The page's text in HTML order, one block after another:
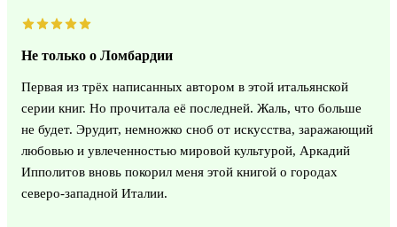
Не только о Ломбардии
Первая из трёх написанных автором в этой итальянской
серии книг. Но прочитала её последней. Жаль, что больше
не будет. Эрудит, немножко сноб от искусства, заражающий
любовью и увлеченностью мировой культурой, Аркадий
Ипполитов вновь покорил меня этой книгой о городах
северо-западной Италии.